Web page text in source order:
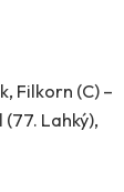
Filkorn (C) –
Lahký),